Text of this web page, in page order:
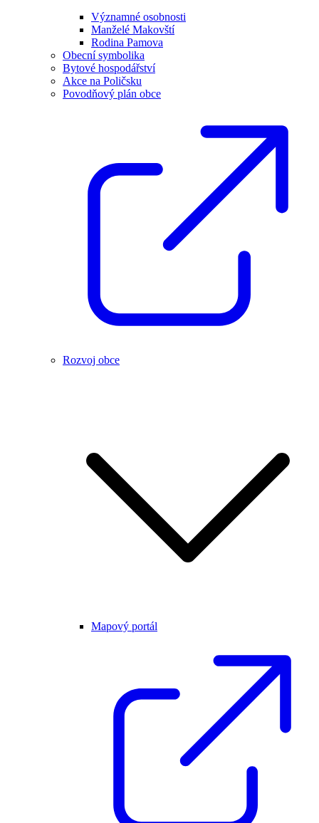
Významné osobnosti
Manželé Makovští
Rodina Pamova
Obecní symbolika
Bytové hospodářství
Akce na Poličsku
Povodňový plán obce
Rozvoj obce
Mapový portál